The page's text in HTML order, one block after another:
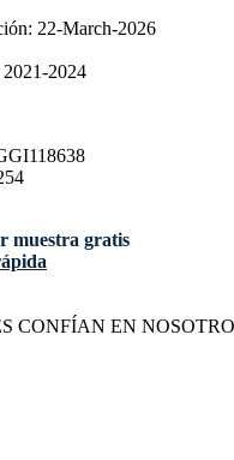
22-March-2026
2021-2024
muestra gratis
CONFÍAN EN